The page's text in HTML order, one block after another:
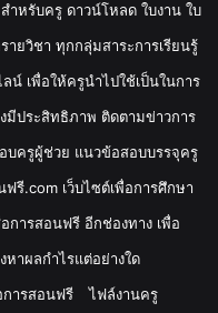
หรับครู ดาวน์โหลด ใบงาน ใบ
ยวิชา ทุกกลุ่มสาระการเรียนรู้
น์ เพื่อให้ครูนำไปใช้เป็นในการ
มีประสิทธิภาพ ติดตามข่าวการ
บครูผู้ช่วย แนวข้อสอบบรรจุครู
รี.com เว็บไซต์เพื่อการศึกษา
การสอนฟรี อีกช่องทาง เพื่อ
าผลกำไรแต่อย่างใด
การสอนฟรี ไฟล์งานครู